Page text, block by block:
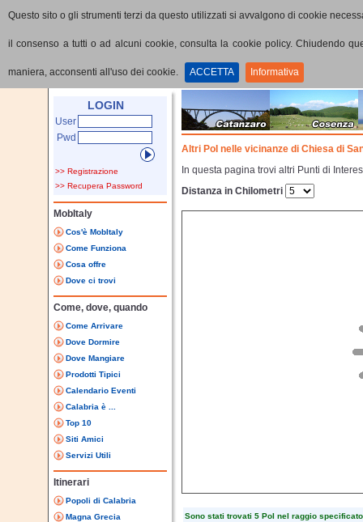
Questo sito o gli strumenti terzi da questo utilizzati si avvalgono di cookie
il consenso a tutti o ad alcuni cookie, consulta la cookie policy. Chiudendo
maniera, acconsenti all'uso dei cookie. ACCETTA Informativa
Dettaglio PoI
LOGIN
User
Pwd
>> Registrazione
>> Recupera Password
MobItaly
Cos'è MobItaly
Come Funziona
Cosa offre
Dove ci trovi
Come, dove, quando
Come Arrivare
Dove Dormire
Dove Mangiare
Prodotti Tipici
Calendario Eventi
Calabria è ...
Top 10
Siti Amici
Servizi Utili
Itinerari
Popoli di Calabria
Magna Grecia
Altri PoI nelle vicinanze di Chiesa di
In questa pagina trovi altri Punti di
Distanza in Chilometri
Sono stati trovati 5 PoI nel raggio specificato